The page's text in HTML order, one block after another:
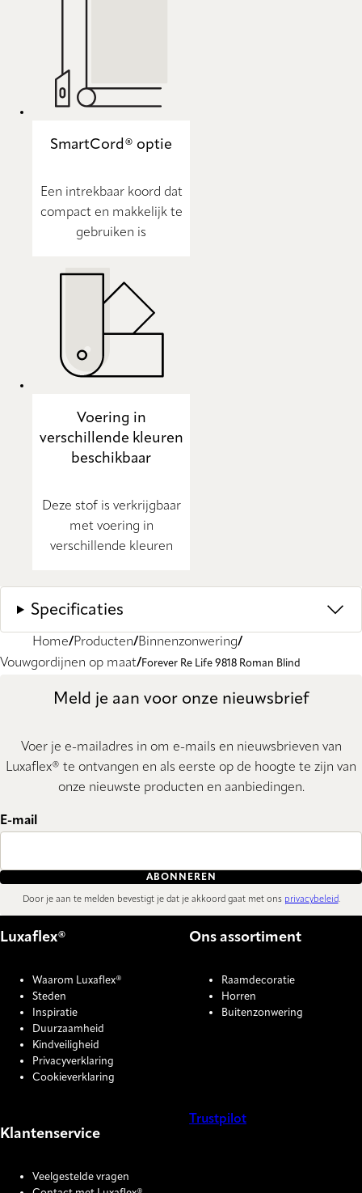
SmartCord® optie
Een intrekbaar koord dat
compact en makkelijk te
gebruiken is
Voering in
verschillende kleuren
beschikbaar
Deze stof is verkrijgbaar
met voering in
verschillende kleuren
Specificaties
Home Producten Binnenzonwering
Vouwgordijnen op maat
Forever Re Life 9818 Roman Blind
Meld je aan voor onze nieuwsbrief
Voer je e-mailadres in om e-mails en nieuwsbrieven van
Luxaflex® te ontvangen en als eerste op de hoogte te zijn van
onze nieuwste producten en aanbiedingen.
E-mail
ABONNEREN
Door je aan te melden bevestigt je dat je akkoord gaat met ons privacybeleid.
Luxaflex®
Waarom Luxaflex®
Steden
Inspiratie
Duurzaamheid
Kindveiligheid
Privacyverklaring
Cookieverklaring
Ons assortiment
Raamdecoratie
Horren
Buitenzonwering
Klantenservice
Veelgestelde vragen
Trustpilot